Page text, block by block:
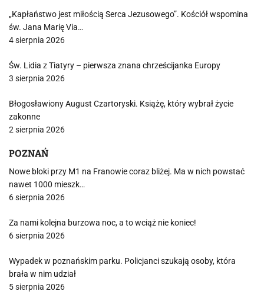
„Kapłaństwo jest miłością Serca Jezusowego”. Kościół wspomina
św. Jana Marię Via…
4 sierpnia 2026
Św. Lidia z Tiatyry – pierwsza znana chrześcijanka Europy
3 sierpnia 2026
Błogosławiony August Czartoryski. Książę, który wybrał życie
zakonne
2 sierpnia 2026
POZNAŃ
Nowe bloki przy M1 na Franowie coraz bliżej. Ma w nich powstać
nawet 1000 mieszk…
6 sierpnia 2026
Za nami kolejna burzowa noc, a to wciąż nie koniec!
6 sierpnia 2026
Wypadek w poznańskim parku. Policjanci szukają osoby, która
brała w nim udział
5 sierpnia 2026